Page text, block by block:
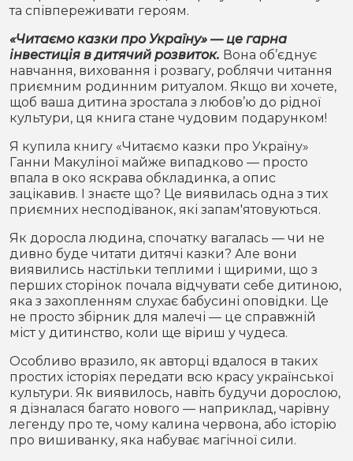
та співпереживати героям.
«Читаємо казки про Україну» — це гарна
інвестиція в дитячий розвиток. Вона об’єднує
навчання, виховання і розвагу, роблячи читання
приємним родинним ритуалом. Якщо ви хочете,
щоб ваша дитина зростала з любов’ю до рідної
культури, ця книга стане чудовим подарунком!
Я купила книгу «Читаємо казки про Україну»
Ганни Макуліної майже випадково — просто
впала в око яскрава обкладинка, а опис
зацікавив. І знаєте що? Це виявилась одна з тих
приємних несподіванок, які запам'ятовуються.
Як доросла людина, спочатку вагалась — чи не
дивно буде читати дитячі казки? Але вони
виявились настільки теплими і щирими, що з
перших сторінок почала відчувати себе дитиною,
яка з захопленням слухає бабусині оповідки. Це
не просто збірник для малечі — це справжній
міст у дитинство, коли ще віриш у чудеса.
Особливо вразило, як авторці вдалося в таких
простих історіях передати всю красу української
культури. Як виявилось, навіть будучи дорослою,
я дізналася багато нового — наприклад, чарівну
легенду про те, чому калина червона, або історію
про вишиванку, яка набуває магічної сили.